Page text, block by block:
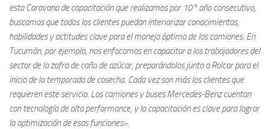
esta Caravana de capacitación que realizamos por 10° año consecutivo,
buscamos que todos los clientes puedan interiorizar conocimientos,
habilidades y actitudes clave para el manejo óptimo de los camiones. En
Tucumán, por ejemplo, nos enfocamos en capacitar a los trabajadores del
sector de la zafra de caña de azúcar, preparándolos junto a Rolcar para el
inicio de la temporada de cosecha. Cada vez son más los clientes que
requieren este servicio. Los camiones y buses Mercedes-Benz cuentan
con tecnología de alta performance, y la capacitación es clave para lograr
la optimización de esas funciones».